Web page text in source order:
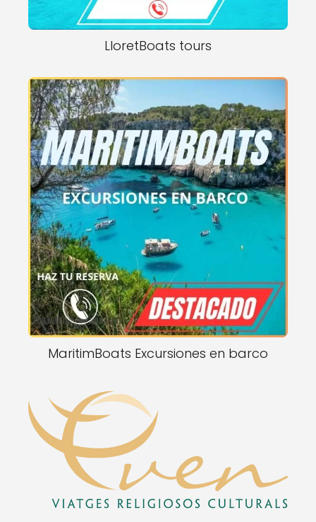
LloretBoats tours
MaritimBoats Excursiones en barco